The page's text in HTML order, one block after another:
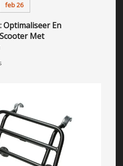
feb 26
Optimaliseer En
Met